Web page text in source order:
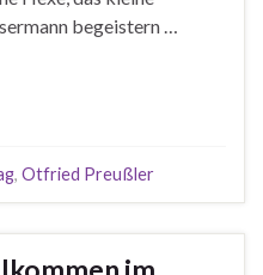
begeistern …
, Otfried Preußler